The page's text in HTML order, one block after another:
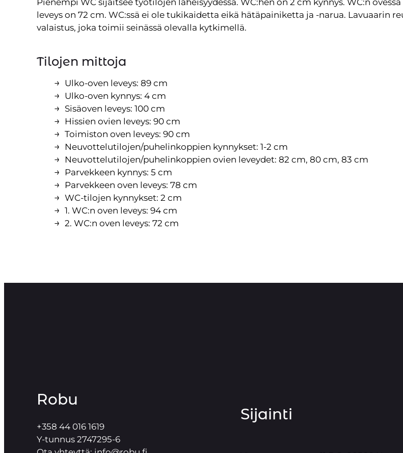
Pienempi WC sijaitsee työtilojen läheisyydessä. WC:hen on 2 cm kynnys. WC:n
leveys on 72 cm. WC:ssä ei ole tukikaidetta eikä hätäpainiketta ja -narua. Lavuaarin
valaistus, joka toimii seinässä olevalla kytkimellä.
Tilojen mittoja
Ulko-oven leveys: 89 cm
Ulko-oven kynnys: 4 cm
Sisäoven leveys: 100 cm
Hissien ovien leveys: 90 cm
Toimiston oven leveys: 90 cm
Neuvottelutilojen/puhelinkoppien kynnykset: 1-2 cm
Neuvottelutilojen/puhelinkoppien ovien leveydet: 82 cm, 80 cm, 83 cm
Parvekkeen kynnys: 5 cm
Parvekkeen oven leveys: 78 cm
WC-tilojen kynnykset: 2 cm
1. WC:n oven leveys: 94 cm
2. WC:n oven leveys: 72 cm
Robu
+358 44 016 1619
Y-tunnus 2747295-6
Sijainti